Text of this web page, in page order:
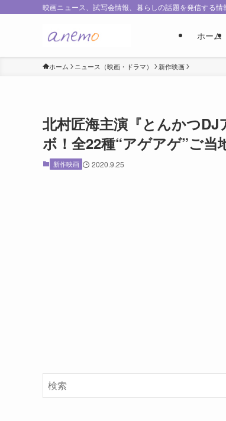
映画ニュース、試写会情報、暮らしの話題を発信する情
ホーム
ホーム ニュース（映画・ドラマ） 新作映画
北村匠海主演『とんかつDJ
ボ！全22種“アゲアゲ”ご当
新作映画 2020.9.25